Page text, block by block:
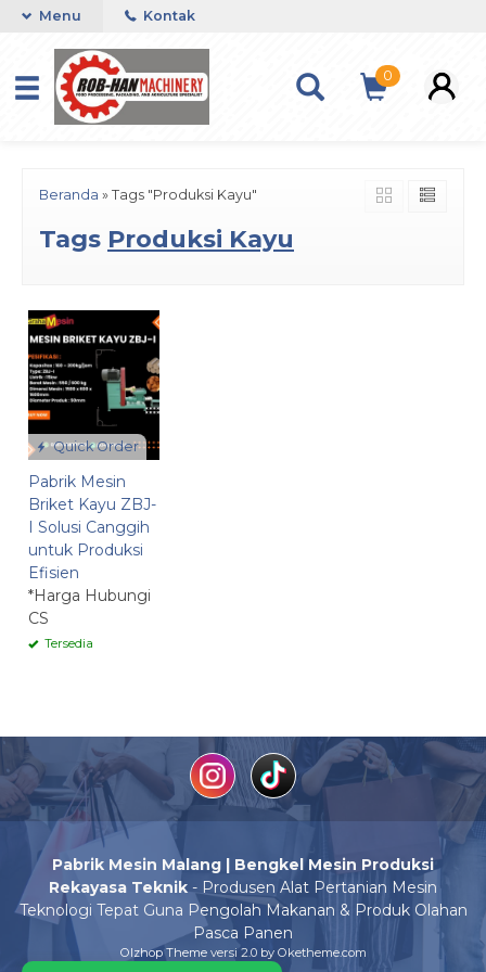
Menu Kontak
0
Beranda » Tags "Produksi Kayu"
Tags Produksi Kayu
Quick Order
Pabrik Mesin
Briket Kayu ZBJ-
I Solusi Canggih
untuk Produksi
Efisien
*Harga Hubungi
CS
Tersedia
Pabrik Mesin Malang | Bengkel Mesin Produksi
Rekayasa Teknik- Produsen Alat Pertanian Mesin
Teknologi Tepat Guna Pengolah Makanan & Produk Olahan
Pasca Panen
Olzhop Themeversi 2.0 by Oketheme.com